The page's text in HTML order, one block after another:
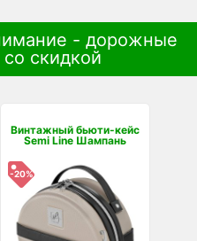
- дорожные
скидкой
Винтажный бьюти-кейс
Semi Line Шампань
-20%